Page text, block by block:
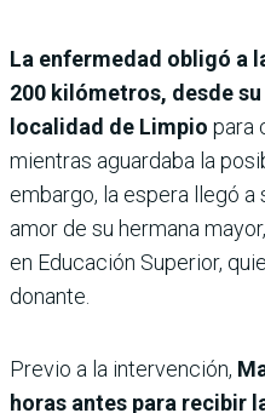
La enfermedad obligó a
200 kilómetros, desde
localidad de Limpio para
mientras aguardaba la
embargo, la espera llegó
amor de su hermana
en Educación Superior,
donante.
Previo a la intervención,
horas antes para recibir